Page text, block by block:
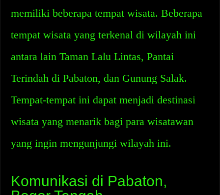
memiliki beberapa tempat wisata. Beberapa
tempat wisata yang terkenal di wilayah ini
antara lain Taman Lalu Lintas, Pantai
Terindah di Pabaton, dan Gunung Salak.
Tempat-tempat ini dapat menjadi destinasi
wisata yang menarik bagi para wisatawan
yang ingin mengunjungi wilayah ini.
Komunikasi di Pabaton,